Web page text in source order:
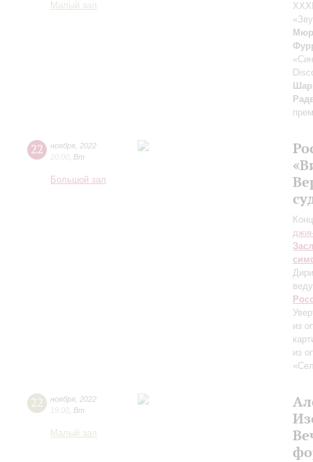
Малый зал
22 ноября 2022
20:00 Вт
Большой зал
из
из
22 ноября 2022
19:00 Вт
Малый зал